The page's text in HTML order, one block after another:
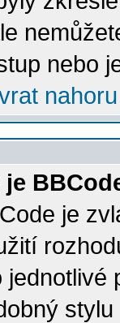
nebo
nahoru
je
je
jednotlivé